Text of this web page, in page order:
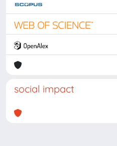
social impact